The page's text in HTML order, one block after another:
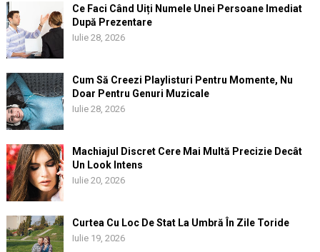
Ce Faci Când Uiți Numele Unei Persoane Imediat
După Prezentare
Iulie 28, 2026
Cum Să Creezi Playlisturi Pentru Momente, Nu
Doar Pentru Genuri Muzicale
Iulie 28, 2026
Machiajul Discret Cere Mai Multă Precizie Decât
Un Look Intens
Iulie 20, 2026
Curtea Cu Loc De Stat La Umbră În Zile Toride
Iulie 19, 2026